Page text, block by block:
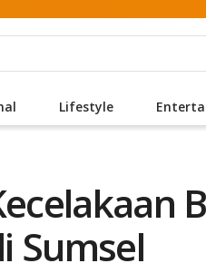
Lifestyle
Sumsel